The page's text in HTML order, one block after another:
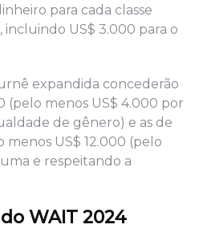
para cada classe
US$ 3.000 para o
expandida concederão
(pelo menos US$ 4.000 por
de gênero) e as de
US$ 12.000 (pelo
e respeitando a
WAIT 2024